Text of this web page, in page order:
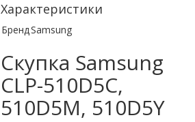
Характеристики
БрендSamsung
Скупка Samsung
CLP-510D5C,
510D5M, 510D5Y